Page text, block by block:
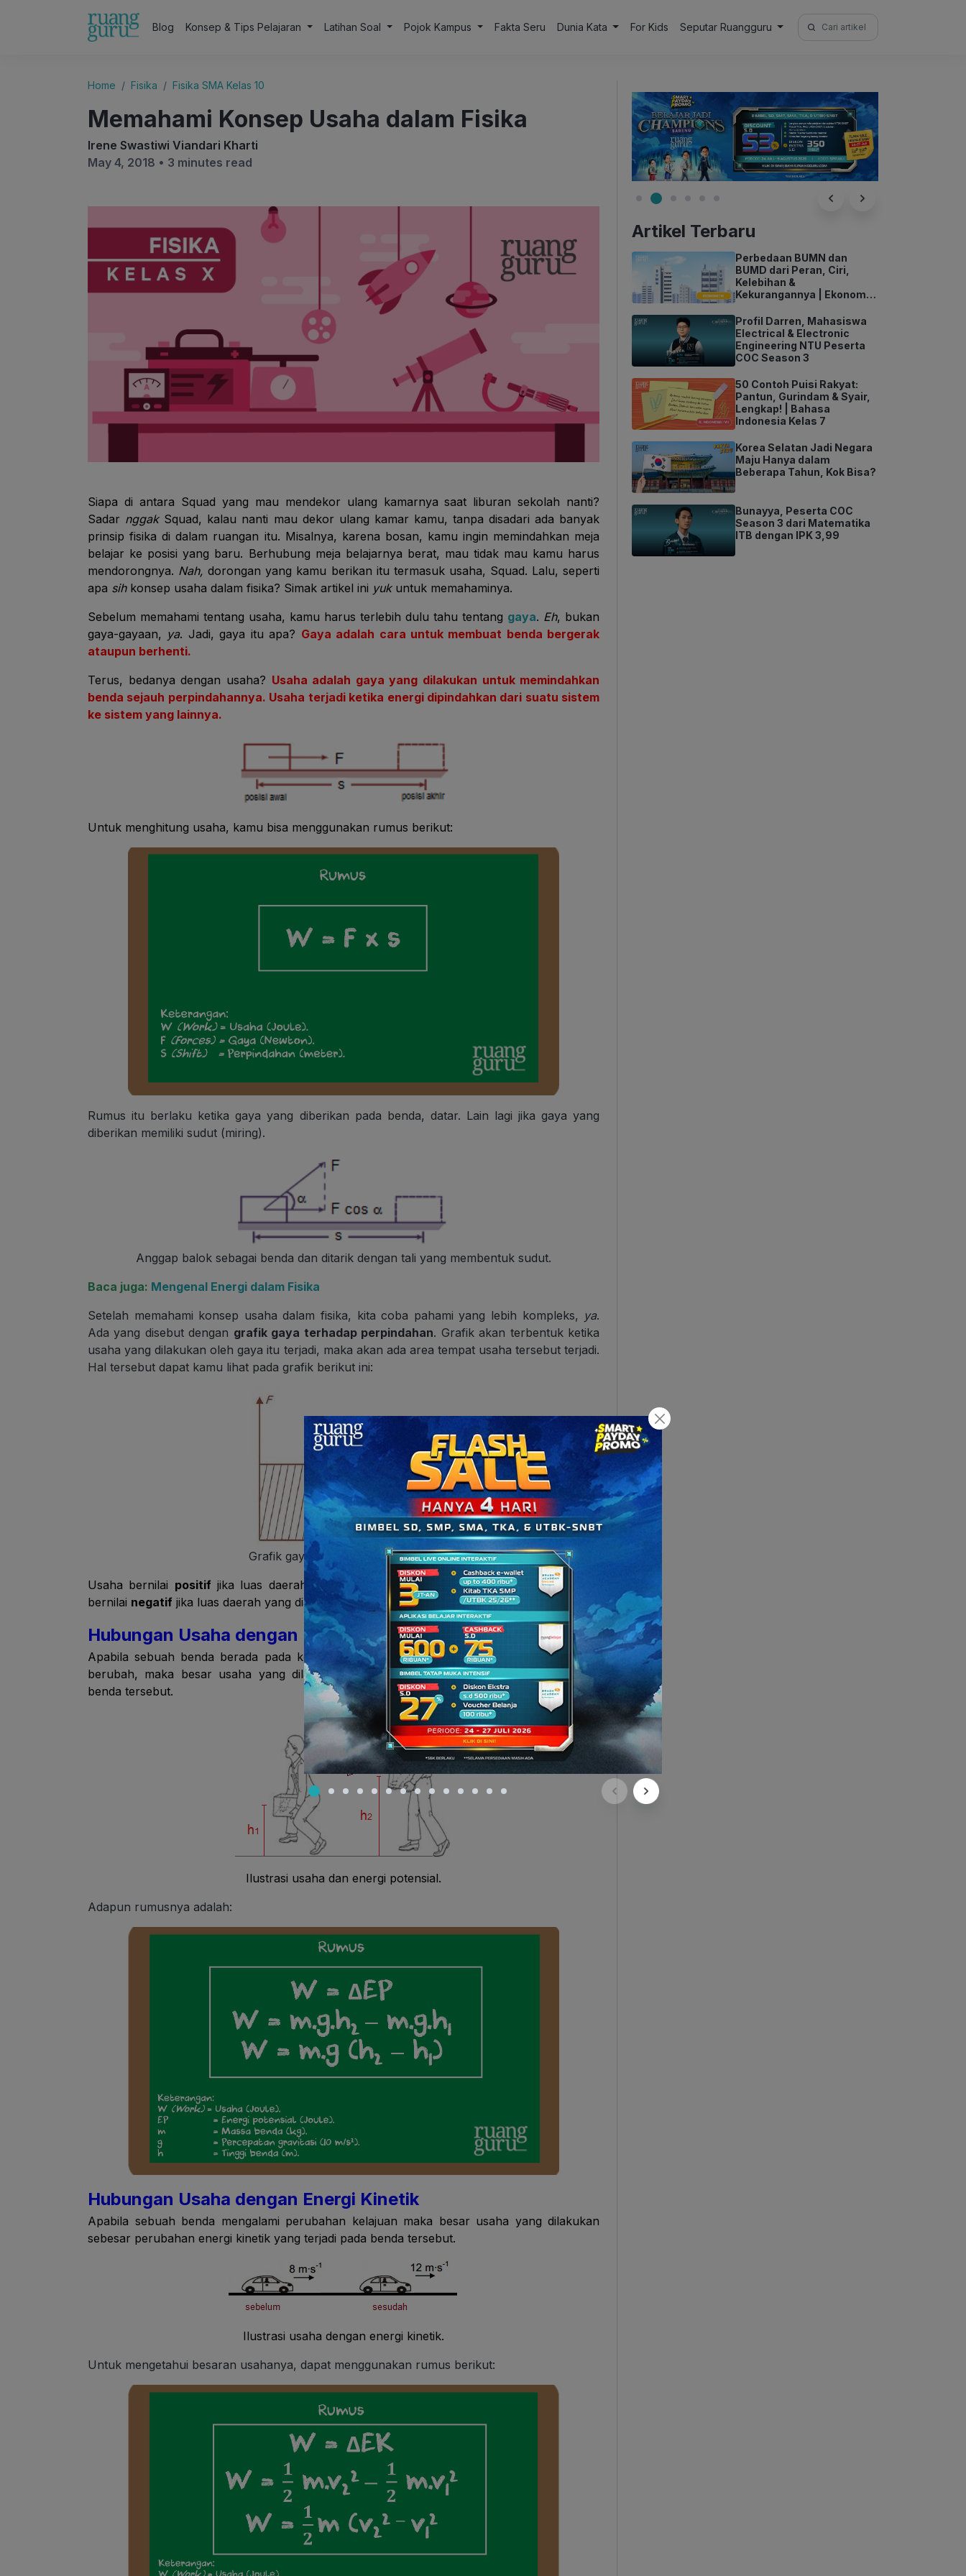
Blog Konsep & Tips Pelajaran Latihan Soal Pojok Kampus Fakta Seru Dunia Kata For Kids Seputar Ruangguru
Search
for:
Home Fisika Fisika SMA Kelas 10
Memahami Konsep Usaha dalam Fisika
Irene Swastiwi Viandari Kharti
May 4, 2018 • 3 minutes read
Siapa di antara Squad yang mau mendekor ulang kamarnya saat liburan sekolah nanti?
Sadar nggak Squad, kalau nanti mau dekor ulang kamar kamu, tanpa disadari ada banyak
prinsip fisika di dalam ruangan itu. Misalnya, karena bosan, kamu ingin memindahkan meja
belajar ke posisi yang baru. Berhubung meja belajarnya berat, mau tidak mau kamu harus
mendorongnya. Nah,dorongan yang kamu berikan itu termasuk usaha, Squad. Lalu, seperti
apa sih konsep usaha dalam fisika? Simak artikel ini yukuntuk memahaminya.
Sebelum memahami tentang usaha, kamu harus terlebih dulu tahu tentang gaya. Eh, bukan
gaya-gayaan, ya. Jadi, gaya itu apa? Gaya adalah cara untuk membuat benda bergerak
ataupun berhenti.
Terus, bedanya dengan usaha? Usaha adalah gaya yang dilakukan untuk memindahkan
benda sejauh perpindahannya. Usaha terjadi ketika energi dipindahkan dari suatu sistem
ke sistem yang lainnya.
Untuk menghitung usaha, kamu bisa menggunakan rumus berikut:
Rumus itu berlaku ketika gaya yang diberikan pada benda, datar. Lain lagi jika gaya yang
diberikan memiliki sudut (miring).
Anggap balok sebagai benda dan ditarik dengan tali yang membentuk sudut.
Baca juga: Mengenal Energi dalam Fisika
Setelah memahami konsep usaha dalam fisika, kita coba pahami yang lebih kompleks, ya.
Ada yang disebut dengan grafik gaya terhadap perpindahan. Grafik akan terbentuk ketika
usaha yang dilakukan oleh gaya itu terjadi, maka akan ada area tempat usaha tersebut terjadi.
Hal tersebut dapat kamu lihat pada grafik berikut ini:
Grafik gaya terhadap perpindahan.
Usaha bernilai positif jika luas daerah yang diarsir berada di atas sumbu “s” , dan akan
bernilai negatif jika luas daerah yang diarsir beradadi bawah sumbu “s”.
Hubungan Usaha dengan Energi Potensial
Apabila sebuah benda berada pada ketinggian tertentu dan diangkat hingga ketinggiannya
berubah, maka besar usaha yang dilakukan adalah sebesar perubahan energi potensial
benda tersebut.
Ilustrasi usaha dan energi potensial.
Adapun rumusnya adalah:
Hubungan Usaha dengan Energi Kinetik
Apabila sebuah benda mengalami perubahan kelajuan maka besar usaha yang dilakukan
sebesar perubahan energi kinetik yang terjadi pada benda tersebut.
Ilustrasi usaha dengan energi kinetik.
Untuk mengetahui besaran usahanya, dapat menggunakan rumus berikut:
Artikel Terbaru
Perbedaan BUMN dan
BUMD dari Peran, Ciri,
Kelebihan &
Kekurangannya | Ekonomi
Profil Darren, Mahasiswa
Electrical & Electronic
Engineering NTU Peserta
COC Season 3
50 Contoh Puisi Rakyat:
Pantun, Gurindam & Syair,
Lengkap! | Bahasa
Indonesia Kelas 7
Korea Selatan Jadi Negara
Maju Hanya dalam
Beberapa Tahun, Kok Bisa?
Bunayya, Peserta COC
Season 3 dari Matematika
ITB dengan IPK 3,99